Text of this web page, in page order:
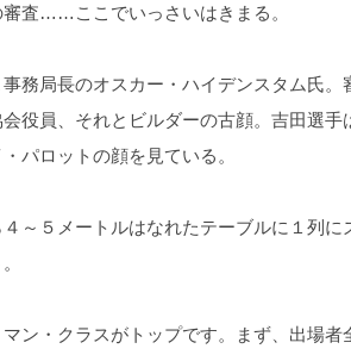
査……ここでいっさいはきまる。
務局長のオスカー・ハイデンスタム氏。
会役員、それとビルダーの古顔。吉田選
パロットの顔を見ている。
～５メートルはなれたテーブルに１列に
マン・クラスがトップです。まず、出場